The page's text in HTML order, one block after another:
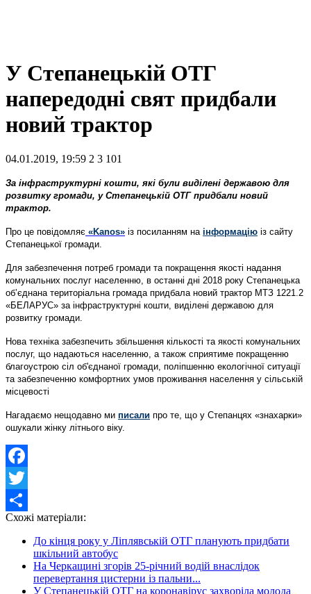
У Степанецькій ОТГ
напередодні свят придбали
новий трактор
04.01.2019, 19:59 2 3 101
За інфраструктурні кошти, які були виділені державою для
розвитку громади, у Степанецькій ОТГ придбали новий
трактор.
Про це повідомляє «Kanos» із посиланням на інформацію із сайту
Степанецької громади.
Для забезпечення потреб громади та покращення якості надання
комунальних послуг населенню, в останні дні 2018 року Степанецька
об’єднана територіальна громада придбала новий трактор МТЗ 1221.2
«БЕЛАРУС» за інфраструктурні кошти, виділені державою для
розвитку громади.
Нова техніка забезпечить збільшення кількості та якості комунальних
послуг, що надаються населенню, а також сприятиме покращенню
благоустрою сіл об'єднаної громади, поліпшенню екологічної ситуації
та забезпеченню комфортних умов проживання населення у сільській
місцевості
Нагадаємо нещодавно ми писали про те, що у Степанцях «знахарки»
ошукали жінку літнього віку.
Facebook
Twitter
Share
Схожі матеріали:
До кінця року у Ліплявській ОТГ планують придбати
шкільний автобус
На Черкащині згорів 25-річний водій внаслідок
перевертання цистерни із пальни...
У Степанецькій ОТГ на коронавірус захворіла молода